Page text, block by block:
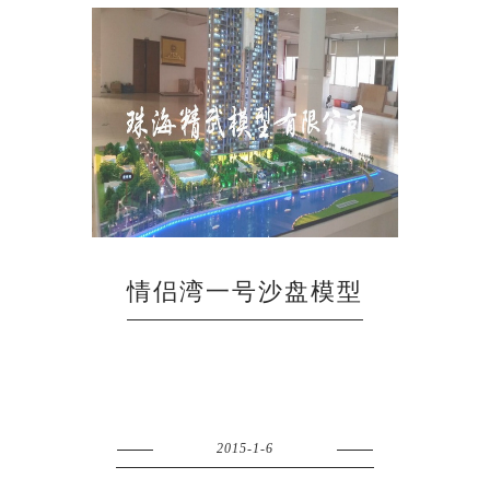
情侣湾一号沙盘模型
2015-1-6